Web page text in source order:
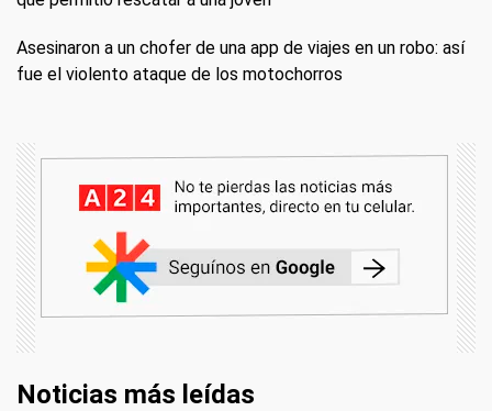
Asesinaron a un chofer de una app de viajes en un robo: así
fue el violento ataque de los motochorros
Noticias más leídas